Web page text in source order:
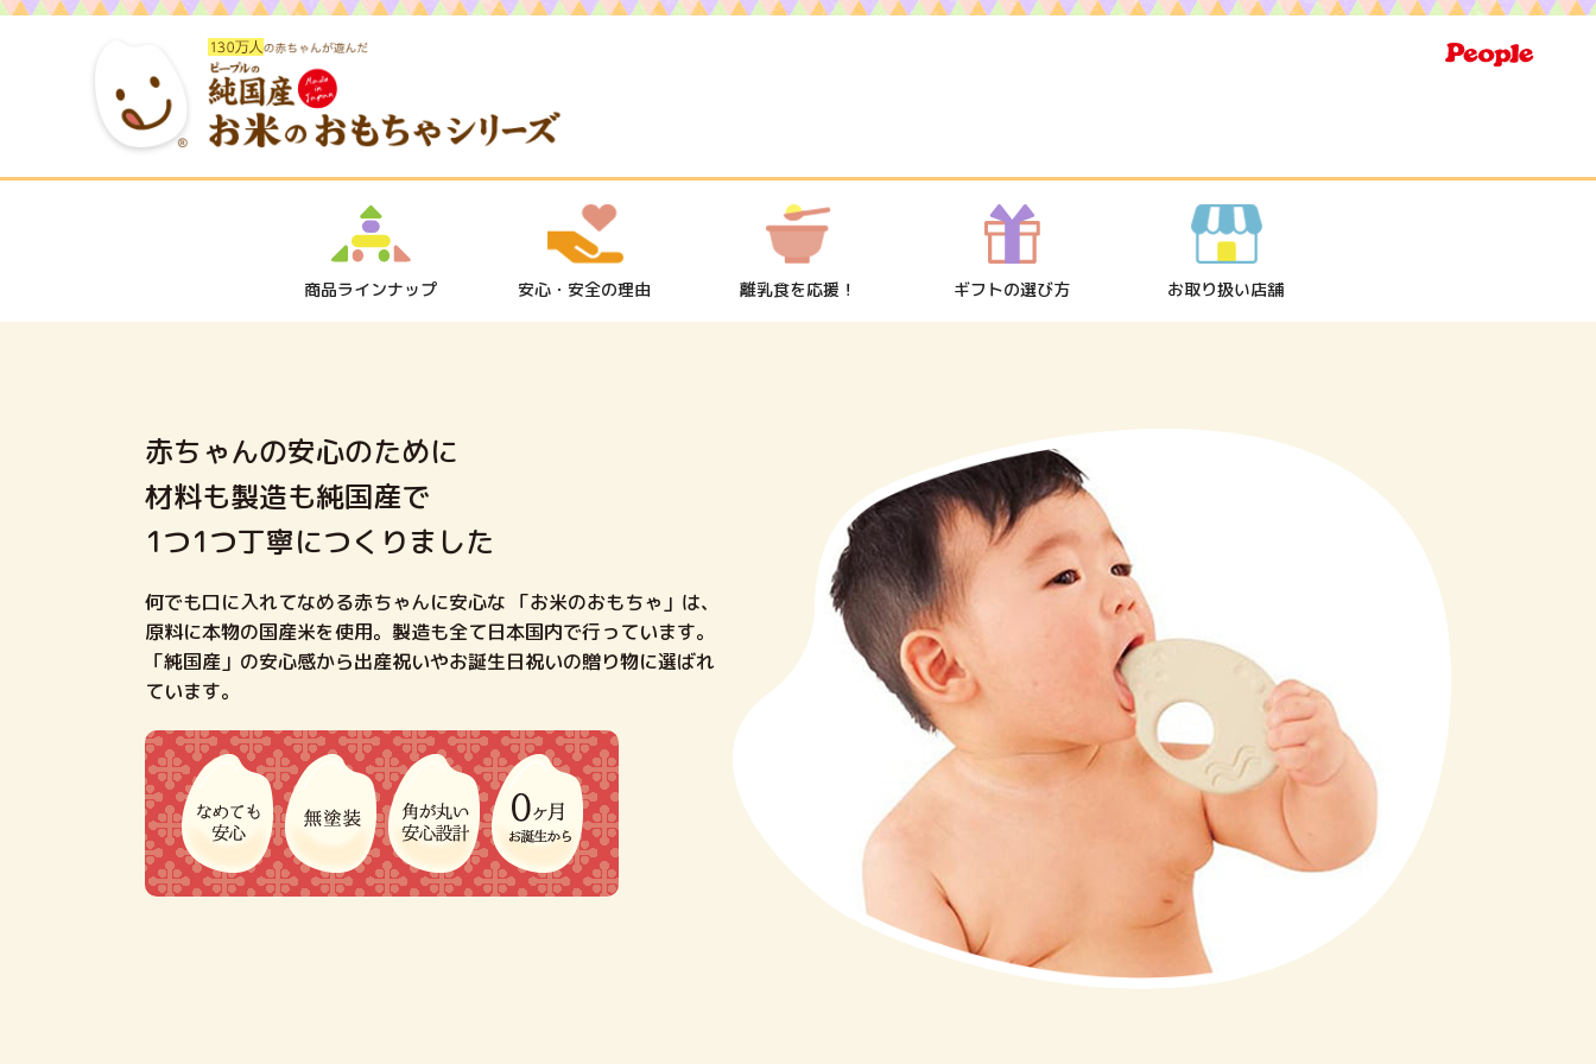
商品ラインナップ 安心・安全の理由 離乳食を応援！ ギフトの選び方 お取り扱い店舗
赤ちゃんの安心のために
材料も製造も純国産で
1つ1つ丁寧につくりました
何でも口に入れてなめる赤ちゃんに安心な 「お米のおもちゃ」は、
原料に本物の国産米を使用。製造も全て日本国内で行っています。
「純国産」の安心感から出産祝いやお誕生日祝いの贈り物に選ばれ
ています。